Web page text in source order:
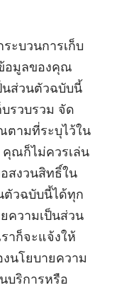
ะบวนการเก็บ
อมูลของคุณ
นส่วนตัวฉบับนี้
รวบรวม จัด
ตามที่ระบุไว้ใน
ณก็ไม่ควรเล่น
สงวนสิทธิ์ใน
ตัวฉบับนี้ได้ทุก
ความเป็นส่วน
าก็จะแจ้งให้
นโยบายความ
บริการหรือ